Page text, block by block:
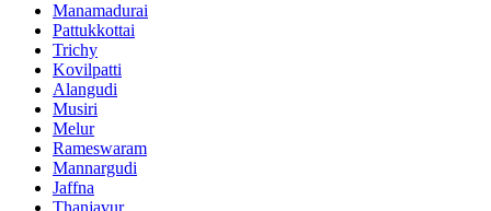
Manamadurai
Pattukkottai
Trichy
Kovilpatti
Alangudi
Musiri
Melur
Rameswaram
Mannargudi
Jaffna